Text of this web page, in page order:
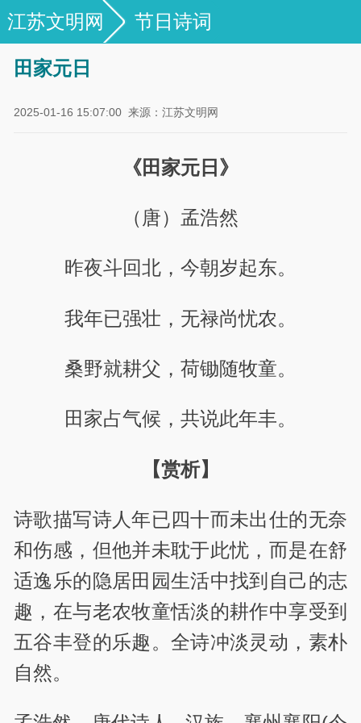
江苏文明网 节日诗词
田家元日
2025-01-16 15:07:00 来源：江苏文明网
《田家元日》
（唐）孟浩然
昨夜斗回北，今朝岁起东。
我年已强壮，无禄尚忧农。
桑野就耕父，荷锄随牧童。
田家占气候，共说此年丰。
【赏析】
诗歌描写诗人年已四十而未出仕的无奈
和伤感，但他并未耽于此忧，而是在舒
适逸乐的隐居田园生活中找到自己的志
趣，在与老农牧童恬淡的耕作中享受到
五谷丰登的乐趣。全诗冲淡灵动，素朴
自然。